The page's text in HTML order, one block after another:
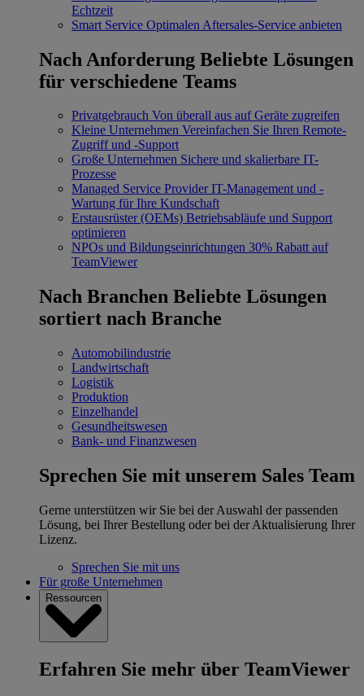
Echtzeit
Smart Service Optimalen Aftersales-Service anbieten
Nach Anforderung Beliebte Lösungen
für verschiedene Teams
Privatgebrauch Von überall aus auf Geräte zugreifen
Kleine Unternehmen Vereinfachen Sie Ihren Remote-
Zugriff und -Support
Große Unternehmen Sichere und skalierbare IT-
Prozesse
Managed Service Provider IT-Management und -
Wartung für Ihre Kundschaft
Erstausrüster (OEMs) Betriebsabläufe und Support
optimieren
NPOs und Bildungseinrichtungen 30% Rabatt auf
TeamViewer
Nach Branchen Beliebte Lösungen
sortiert nach Branche
Automobilindustrie
Landwirtschaft
Logistik
Produktion
Einzelhandel
Gesundheitswesen
Bank- und Finanzwesen
Sprechen Sie mit unserem Sales Team
Gerne unterstützen wir Sie bei der Auswahl der passenden
Lösung, bei Ihrer Bestellung oder bei der Aktualisierung Ihrer
Lizenz.
Sprechen Sie mit uns
Für große Unternehmen
Ressourcen
Erfahren Sie mehr über TeamViewer